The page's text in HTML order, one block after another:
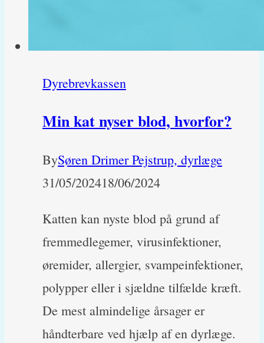
Dyrebrevkassen
Min kat nyser blod, hvorfor?
BySøren Drimer Pejstrup, dyrlæge
31/05/202418/06/2024
Katten kan nyste blod på grund af
fremmedlegemer, virusinfektioner,
øremider, allergier, svampeinfektioner,
polypper eller i sjældne tilfælde kræft.
De mest almindelige årsager er
håndterbare ved hjælp af en dyrlæge.